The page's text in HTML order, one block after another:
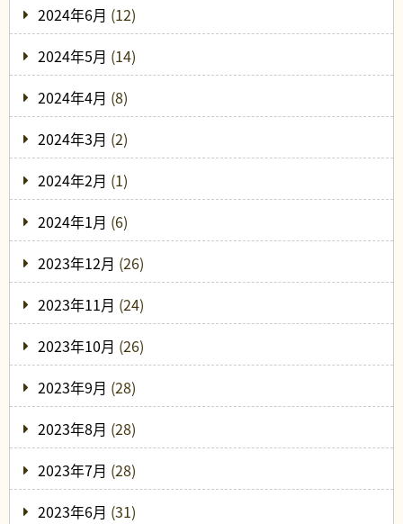
2024年6月 (12)
2024年5月 (14)
2024年4月 (8)
2024年3月 (2)
2024年2月 (1)
2024年1月 (6)
2023年12月 (26)
2023年11月 (24)
2023年10月 (26)
2023年9月 (28)
2023年8月 (28)
2023年7月 (28)
2023年6月 (31)